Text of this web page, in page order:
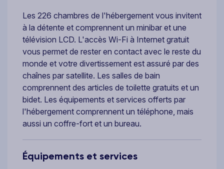
Les 226 chambres de l'hébergement vous invitent
à la détente et comprennent un minibar et une
télévision LCD. L'accès Wi-Fi à Internet gratuit
vous permet de rester en contact avec le reste du
monde et votre divertissement est assuré par des
chaînes par satellite. Les salles de bain
comprennent des articles de toilette gratuits et un
bidet. Les équipements et services offerts par
l'hébergement comprennent un téléphone, mais
aussi un coffre-fort et un bureau.
Équipements et services